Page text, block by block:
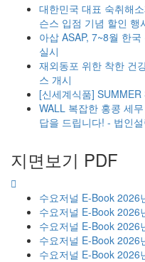
대한민국 대표 숙취해
슨스 입점 기념 할인 행
아삽 ASAP, 7~8월 한
실시
재외동포 위한 착한 건
스 개시
[신세계식품] SUMMER
WALL 복잡한 홍콩 세
답을 드립니다! - 법인
지면보기 PDF
수요저널 E-Book
수요저널 E-Book
수요저널 E-Book
수요저널 E-Book
수요저널 E-Book